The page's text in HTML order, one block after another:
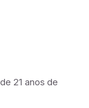
21 anos de